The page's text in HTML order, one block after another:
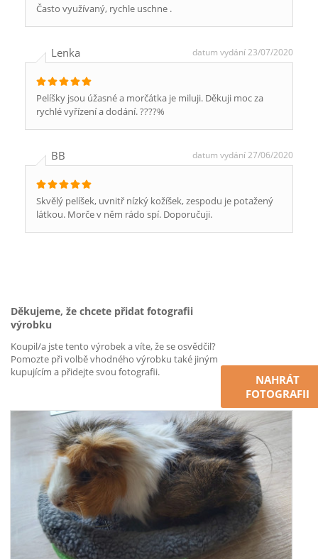
Často využívaný, rychle uschne .
Lenka datum vydání 23/07/2020
Pelíšky jsou úžasné a morčátka je miluji. Děkuji moc za
rychlé vyřízení a dodání. ????%
BB datum vydání 27/06/2020
Skvělý pelíšek, uvnitř nízký kožíšek, zespodu je potažený
látkou. Morče v něm rádo spí. Doporučuji.
Děkujeme, že chcete přidat fotografii
výrobku
Koupil/a jste tento výrobek a víte, že se osvědčil?
Pomozte při volbě vhodného výrobku také jiným
kupujícím a přidejte svou fotografii.
NAHRÁT
FOTOGRAFII